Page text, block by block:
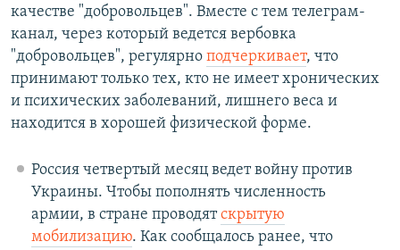
качестве "добровольцев". Вместе с тем телеграм-
канал, через который ведется вербовка
"добровольцев", регулярно подчеркивает, что
принимают только тех, кто не имеет хронических
и психических заболеваний, лишнего веса и
находится в хорошей физической форме.
Россия четвертый месяц ведет войну против
Украины. Чтобы пополнять численность
армии, в стране проводятскрытую
мобилизацию. Как сообщалось ранее, что